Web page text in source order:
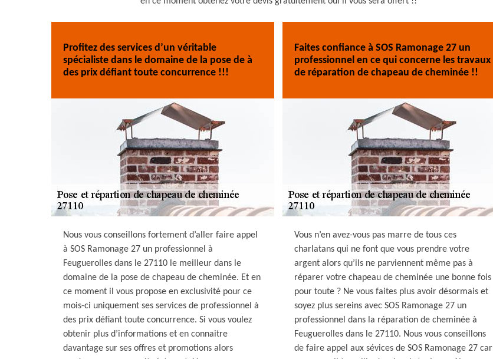
Profitez des services d’un véritable
spécialiste dans le domaine de la pose de à
des prix défiant toute concurrence !!!
Nous vous conseillons fortement d’aller faire appel
à SOS Ramonage 27 un professionnel à
Feuguerolles dans le 27110 le meilleur dans le
domaine de la pose de chapeau de cheminée. Et en
ce moment il vous propose en exclusivité pour ce
mois-ci uniquement ses services de professionnel à
des prix défiant toute concurrence. Si vous voulez
obtenir plus d’informations et en connaitre
davantage sur ses offres et promotions alors
Faites confiance à SOS Ramonage 27 un
professionnel en ce qui concerne les travaux
de réparation de chapeau de cheminée !!
Vous n’en avez-vous pas marre de tous ces
charlatans qui ne font que vous prendre votre
argent alors qu’ils ne parviennent même pas à
réparer votre chapeau de cheminée une bonne fois
pour toute ? Ne vous faites plus avoir désormais et
soyez plus sereins avec SOS Ramonage 27 un
professionnel dans la réparation de cheminée à
Feuguerolles dans le 27110. Nous vous conseillons
de faire appel aux sévices de SOS Ramonage 27 car